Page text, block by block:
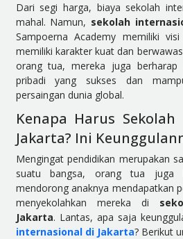
Dari segi harga, biaya sekolah
mahal. Namun, sekolah
Sampoerna Academy memiliki
memiliki karakter kuat dan
orang tua, mereka juga berharap
pribadi yang sukses dan
persaingan dunia global.
Kenapa Harus
Jakarta? Ini
Mengingat pendidikan merupakan
suatu bangsa, orang tua juga
mendorong anaknya mendapatkan
menyekolahkan mereka di
Jakarta. Lantas, apa saja
internasional di Jakarta? Berikut